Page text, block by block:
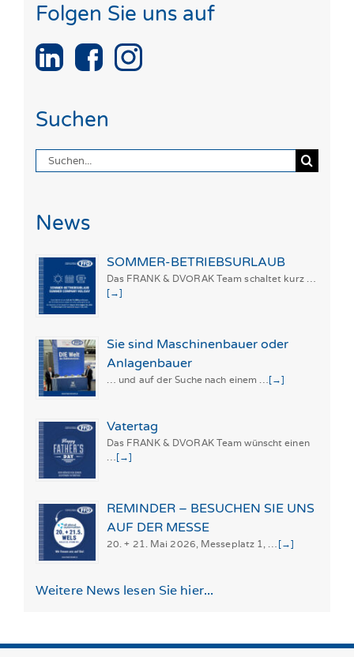
Folgen Sie uns auf
Suchen
Suche
nach:
News
SOMMER-BETRIEBSURLAUB
Das FRANK & DVORAK Team schaltet kurz …
[→]
Sie sind Maschinenbauer oder
Anlagenbauer
… und auf der Suche nach einem … [→]
Vatertag
Das FRANK & DVORAK Team wünscht einen
[→]
REMINDER – BESUCHEN SIE UNS
AUF DER MESSE
20. + 21. Mai 2026, Messeplatz 1, … [→]
Weitere News lesen Sie hier...